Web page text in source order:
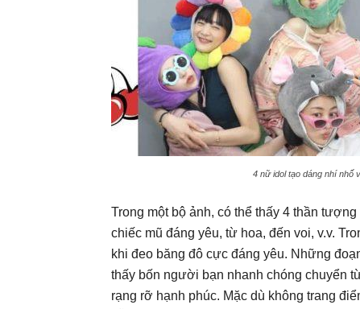
4 nữ idol tạo dáng nhí nhố
Trong một bộ ảnh, có thể thấy 4 thần tượng
chiếc mũ đáng yêu, từ hoa, đến voi, v.v.
khi đeo băng đô cực đáng yêu. Những
thấy bốn người bạn nhanh chóng chuyển
rạng rỡ hạnh phúc. Mặc dù không trang